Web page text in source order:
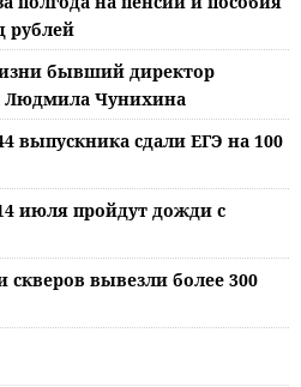
рублей
бывший директор
Людмила Чунихина
выпускника сдали ЕГЭ на 100
июля пройдут дожди с
скверов вывезли более 300